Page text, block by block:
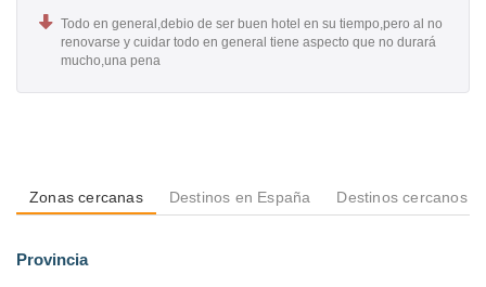
Todo en general,debio de ser buen hotel en su tiempo,pero al no
renovarse y cuidar todo en general tiene aspecto que no durará
mucho,una pena
Zonas cercanas Destinos en España Destinos cercanos a
Provincia